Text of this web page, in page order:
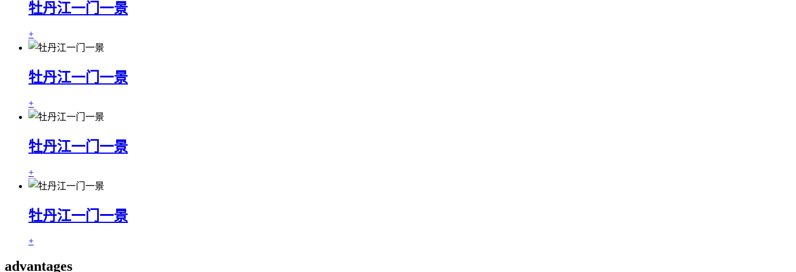
牡丹江一门一景
+
牡丹江一门一景
+
牡丹江一门一景
+
牡丹江一门一景
+
advantages